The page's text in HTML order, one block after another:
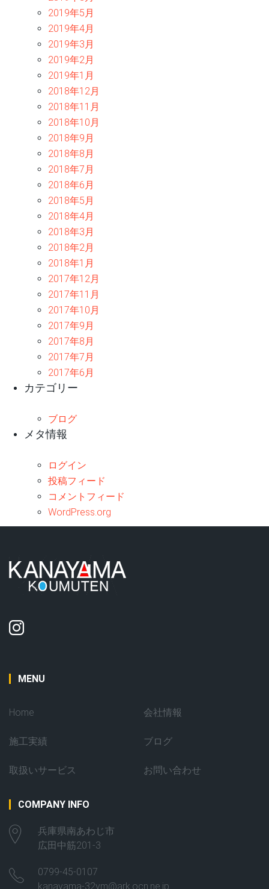
2019年5月
2019年4月
2019年3月
2019年2月
2019年1月
2018年12月
2018年11月
2018年10月
2018年9月
2018年8月
2018年7月
2018年6月
2018年5月
2018年4月
2018年3月
2018年2月
2018年1月
2017年12月
2017年11月
2017年10月
2017年9月
2017年8月
2017年7月
2017年6月
カテゴリー
ブログ
メタ情報
ログイン
投稿フィード
コメントフィード
WordPress.org
MENU
Home
施工実績
取扱いサービス
会社情報
ブログ
お問い合わせ
COMPANY INFO
兵庫県南あわじ市
広田中筋201-3
0799-45-0107
kanayama-32ym@ark.ocn.ne.jp